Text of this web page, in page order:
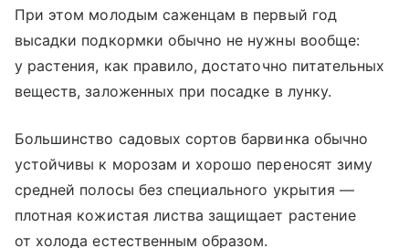
При этом молодым саженцам в первый год
высадки подкормки обычно не нужны вообще:
у растения, как правило, достаточно питательных
веществ, заложенных при посадке в лунку.
Большинство садовых сортов барвинка обычно
устойчивы к морозам и хорошо переносят зиму
средней полосы без специального укрытия —
плотная кожистая листва защищает растение
от холода естественным образом.